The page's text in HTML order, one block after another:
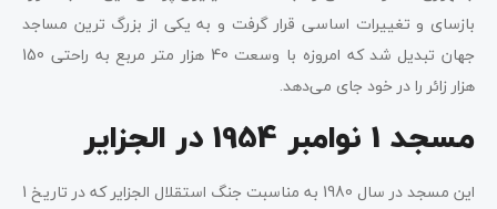
بازسای و تغییرات اساسی قرار گرفت و به یکی از بزرگ ترین مساجد
جهان تبدیل شد که امروزه با وسعت 40 هزار متر مربع به راحتی 150
هزار زائر را در خود جای می‌دهد.
مسجد 1 نوامبر 1954 در الجزایر
این مسجد در سال 1980 به مناسبت جنگ استقلال الجزایر که در تاریخ 1